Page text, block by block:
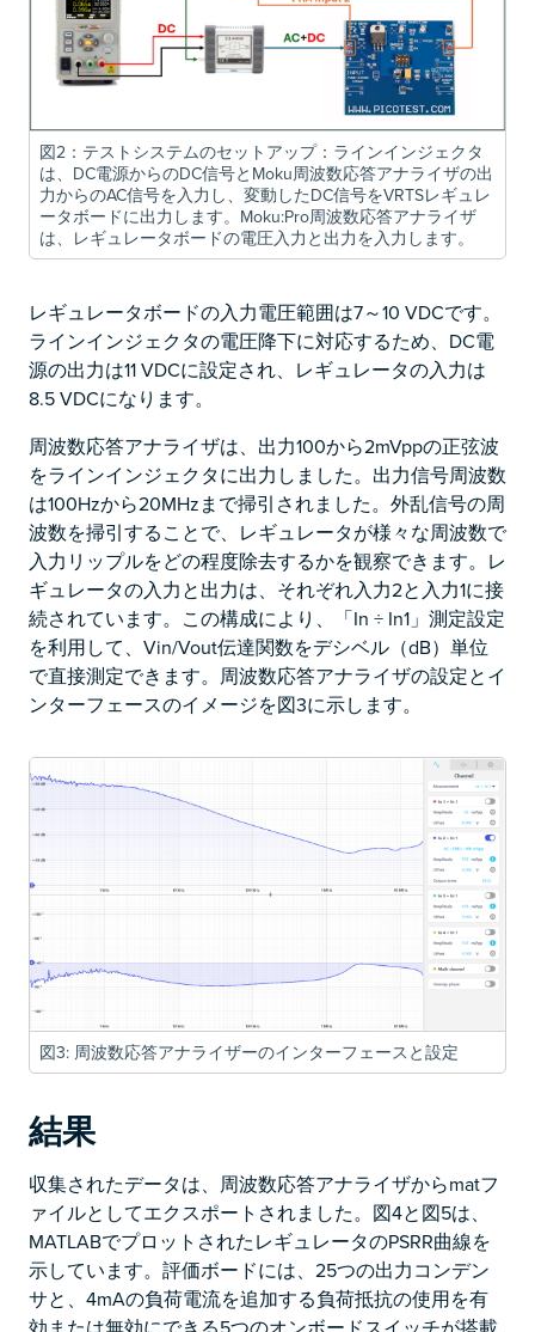
図2：テストシステムのセットアップ：ラインインジェクタ
は、DC電源からのDC信号とMoku周波数応答アナライザの出
力からのAC信号を入力し、変動したDC信号をVRTSレギュレ
ータボードに出力します。Moku:Pro周波数応答アナライザ
は、レギュレータボードの電圧入力と出力を入力します。
レギュレータボードの入力電圧範囲は7～10 VDCです。
ラインインジェクタの電圧降下に対応するため、DC電
源の出力は11 VDCに設定され、レギュレータの入力は
8.5 VDCになります。
周波数応答アナライザは、出力100から2mVppの正弦波
をラインインジェクタに出力しました。出力信号周波数
は100Hzから20MHzまで掃引されました。外乱信号の周
波数を掃引することで、レギュレータが様々な周波数で
入力リップルをどの程度除去するかを観察できます。レ
ギュレータの入力と出力は、それぞれ入力2と入力1に接
続されています。この構成により、「In ÷ In1」測定設定
を利用して、Vin/Vout伝達関数をデシベル（dB）単位
で直接測定できます。周波数応答アナライザの設定とイ
ンターフェースのイメージを図3に示します。
図3: 周波数応答アナライザーのインターフェースと設定
結果
収集されたデータは、周波数応答アナライザからmatフ
ァイルとしてエクスポートされました。図4と図5は、
MATLABでプロットされたレギュレータのPSRR曲線を
示しています。評価ボードには、25つの出力コンデン
サと、4mAの負荷電流を追加する負荷抵抗の使用を有